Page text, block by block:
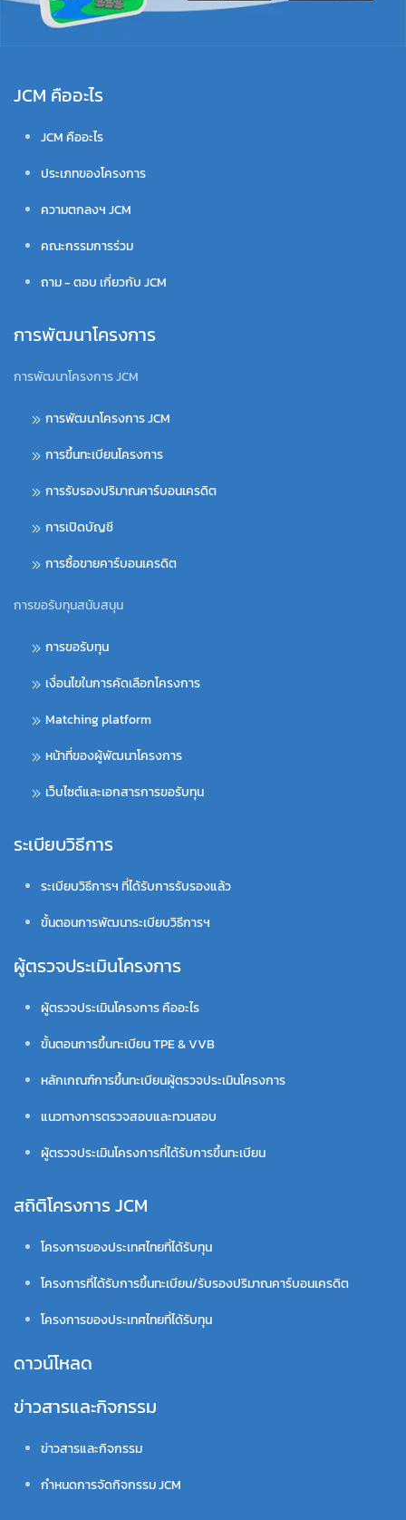
JCM คืออะไร
JCM คืออะไร
ประเภทของโครงการ
ความตกลงฯ JCM
คณะกรรมการร่วม
ถาม - ตอบ เกี่ยวกับ JCM
การพัฒนาโครงการ
การพัฒนาโครงการ JCM
การพัฒนาโครงการ JCM
การขึ้นทะเบียนโครงการ
การรับรองปริมาณคาร์บอนเครดิต
การเปิดบัญชี
การซื้อขายคาร์บอนเครดิต
การขอรับทุนสนับสนุน
การขอรับทุน
เงื่อนไขในการคัดเลือกโครงการ
Matching platform
หน้าที่ของผู้พัฒนาโครงการ
เว็บไซต์และเอกสารการขอรับทุน
ระเบียบวิธีการ
ระเบียบวิธีการฯ ที่ได้รับการรับรองแล้ว
ขั้นตอนการพัฒนาระเบียบวิธีการฯ
ผู้ตรวจประเมินโครงการ
ผู้ตรวจประเมินโครงการ คืออะไร
ขั้นตอนการขึ้นทะเบียน TPE & VVB
หลักเกณฑ์การขึ้นทะเบียนผู้ตรวจประเมินโครงการ
แนวทางการตรวจสอบและทวนสอบ
ผู้ตรวจประเมินโครงการที่ได้รับการขึ้นทะเบียน
สถิติโครงการ JCM
โครงการของประเทศไทยที่ได้รับทุน
โครงการที่ได้รับการขึ้นทะเบียน/รับรองปริมาณคาร์บอนเครดิต
โครงการของประเทศไทยที่ได้รับทุน
ดาวน์โหลด
ข่าวสารและกิจกรรม
ข่าวสารและกิจกรรม
กำหนดการจัดกิจกรรม JCM